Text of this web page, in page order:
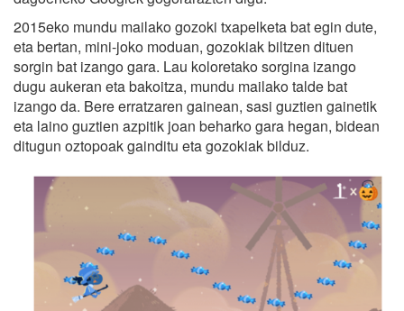
2015eko mundu mailako gozoki txapelketa bat egin dute,
eta bertan, mini-joko moduan, gozokiak biltzen dituen
sorgin bat izango gara. Lau koloretako sorgina izango
dugu aukeran eta bakoitza, mundu mailako talde bat
izango da. Bere erratzaren gainean, sasi guztien gainetik
eta laino guztien azpitik joan beharko gara hegan, bidean
ditugun oztopoak gainditu eta gozokiak bilduz.